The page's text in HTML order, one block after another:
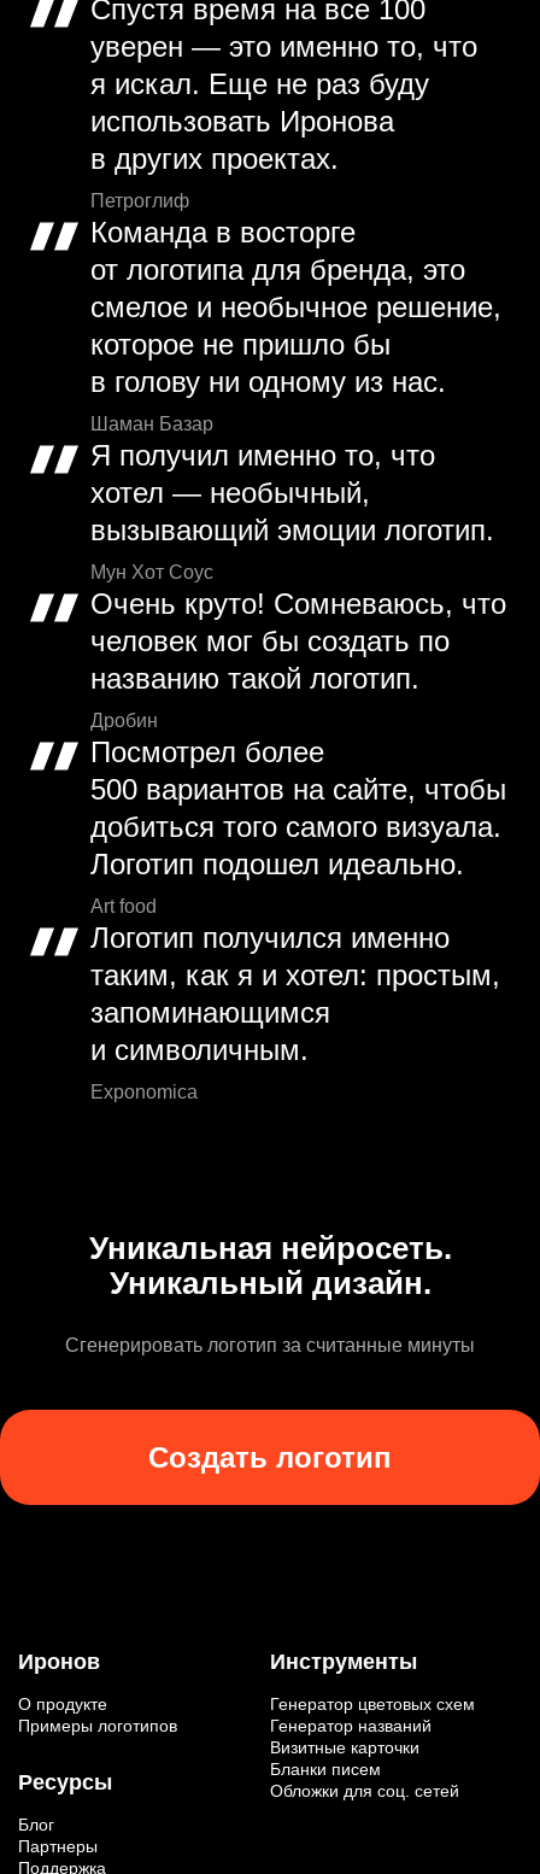
Спустя время на все 100
уверен — это именно то, что
я искал. Еще не раз буду
использовать Иронова
в других проектах.
Петроглиф
Команда в восторге
от логотипа для бренда, это
смелое и необычное решение,
которое не пришло бы
в голову ни одному из нас.
Шаман Базар
Я получил именно то, что
хотел — необычный,
вызывающий эмоции логотип.
Мун Хот Соус
Очень круто! Сомневаюсь, что
человек мог бы создать по
названию такой логотип.
Дробин
Посмотрел более
500 вариантов на сайте, чтобы
добиться того самого визуала.
Логотип подошел идеально.
Art food
Логотип получился именно
таким, как я и хотел: простым,
запоминающимся
и символичным.
Exponomica
Уникальная нейросеть.
Уникальный дизайн.
Сгенерировать логотип за считанные минуты
Создать логотип
Иронов
О продукте
Примеры логотипов
Ресурсы
Блог
Партнеры
Поддержка
Инструменты
Генератор цветовых схем
Генератор названий
Визитные карточки
Бланки писем
Обложки для соц. сетей